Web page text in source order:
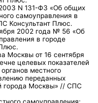
N 131-ФЗ «Об общих
самоуправления в
Консультант Плюс.
2002 года № 56 «Об
в городе
Москвы от 16 сентября
целевых показателей
местного
переданных
города Москвы» // СПС
самоуправления: